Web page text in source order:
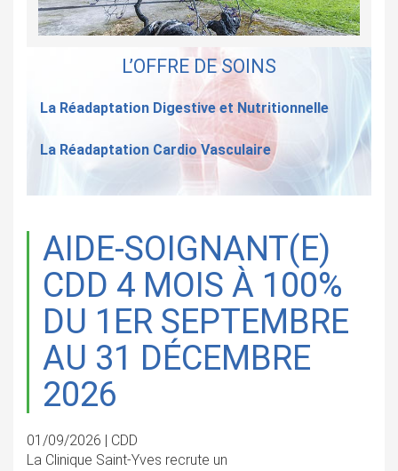
L’OFFRE DE SOINS
La Réadaptation Digestive et Nutritionnelle
La Réadaptation Cardio Vasculaire
AIDE-SOIGNANT(E)
CDD 4 MOIS À 100%
DU 1ER SEPTEMBRE
AU 31 DÉCEMBRE
2026
01/09/2026 | CDD
La Clinique Saint-Yves recrute un